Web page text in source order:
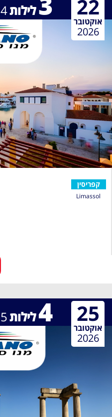
לילות4 22
אוקטובר
2026
קפריסין
Limassol
4לילות5 25
אוקטובר
2026